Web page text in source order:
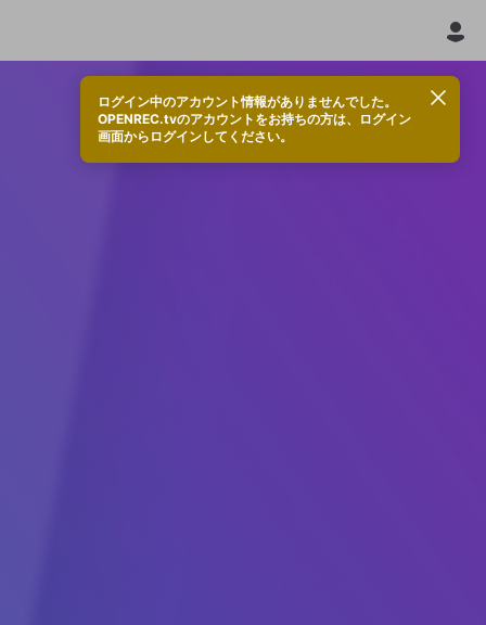
ログイン中のアカウント情報がありませんでした。
OPENREC.tvのアカウントをお持ちの方は、ログイン
画面からログインしてください。